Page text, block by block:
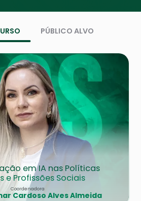
PÚBLICO ALVO
em IA nas Políticas
e Profissões Sociais
Coordenadora
Cardoso Alves Almeida